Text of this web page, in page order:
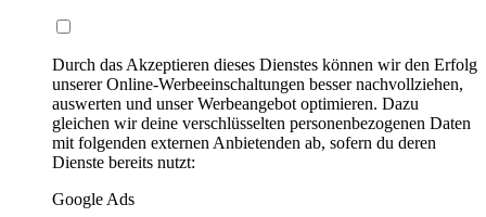
Durch das Akzeptieren dieses Dienstes können wir den Erfolg
unserer Online-Werbeeinschaltungen besser nachvollziehen,
auswerten und unser Werbeangebot optimieren. Dazu
gleichen wir deine verschlüsselten personenbezogenen Daten
mit folgenden externen Anbietenden ab, sofern du deren
Dienste bereits nutzt:
Google Ads